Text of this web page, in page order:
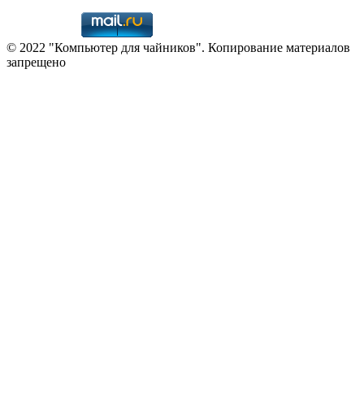
© 2022 "Компьютер для чайников". Копирование материалов
запрещено